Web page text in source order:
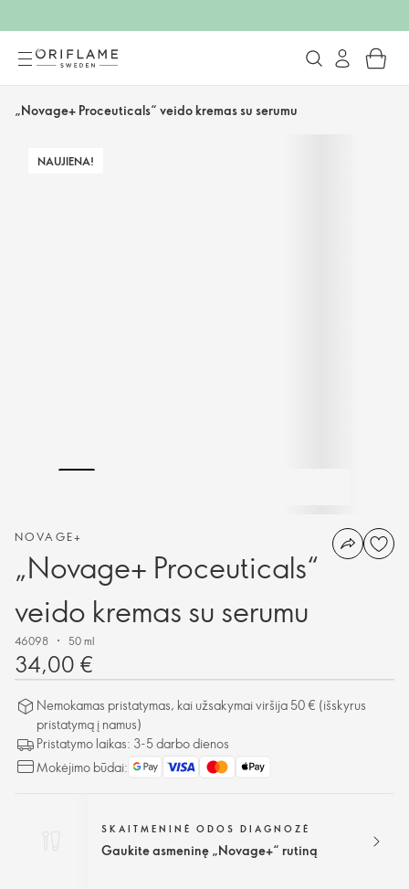
„Novage+ Proceuticals“ veido kremas su serumu
NAUJIENA!
NOVAGE+
„Novage+ Proceuticals“
veido kremas su serumu
46098 50 ml
34,00 €
Nemokamas pristatymas, kai užsakymai viršija 50 € (išskyrus
pristatymą į namus)
Pristatymo laikas: 3-5 darbo dienos
Mokėjimo būdai:
SKAITMENINĖ ODOS DIAGNOZĖ
Gaukite asmeninę „Novage+“ rutiną